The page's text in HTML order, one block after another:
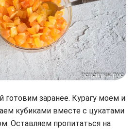
готовим заранее. Курагу моем и
кубиками вместе с цукатами
Оставляем пропитаться на